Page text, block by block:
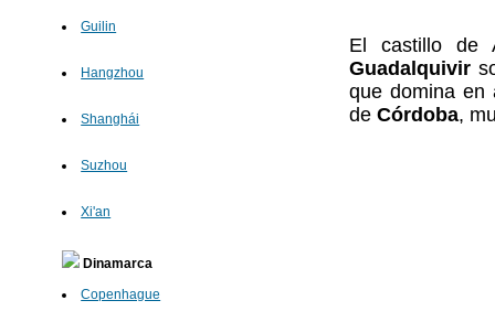
Guilin
Hangzhou
Shanghái
Suzhou
Xi'an
Dinamarca
Copenhague
El castillo de
Guadalquivir
que domina
deCórdoba,